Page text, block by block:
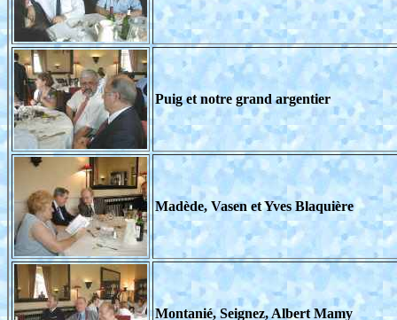
Puig et notre grand argentier
Madède, Vasen et Yves Blaquière
Montanié, Seignez, Albert Mamy